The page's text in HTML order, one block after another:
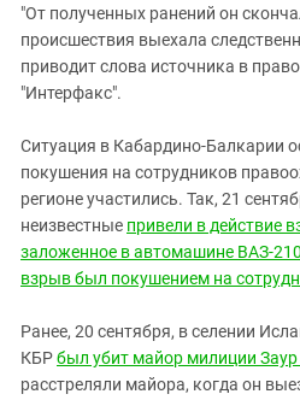
Ростовская область
Северная Осетия - Алания
СКФО
Ставропольский край
Чечня
Южная Осетия
Южный Кавказ
ЮФО
"От полученных ранений он
происшествия выехала
приводит слова источника в
"Интерфакс".
Ситуация в Кабардино-Балкарии
покушения на сотрудников
регионе участились. Так, 21
неизвестные привели в действие
заложенное в автомашине ВАЗ-
взрыв был покушением на
Ранее, 20 сентября, в селении
КБРбыл убит майор милиции
расстреляли майора, когда он